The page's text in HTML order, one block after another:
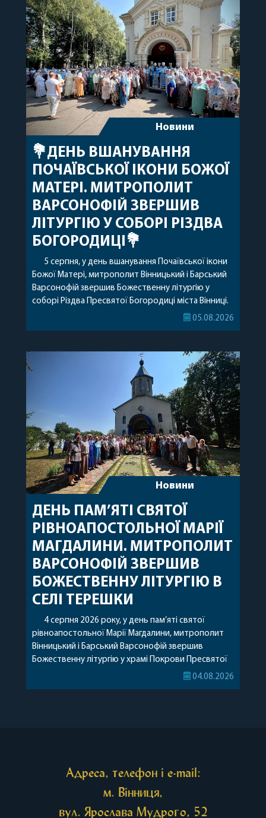
допомоги, миру, духовної радості та
благословенних успіхів у подальшому
архіпастирському служінні. […]
Новини
💐ДЕНЬ ВШАНУВАННЯ
ПОЧАЇВСЬКОЇ ІКОНИ БОЖОЇ
МАТЕРІ. МИТРОПОЛИТ
ВАРСОНОФІЙ ЗВЕРШИВ
ЛІТУРГІЮ У СОБОРІ РІЗДВА
БОГОРОДИЦІ💐
5 серпня, у день вшанування Почаївської ікони
Божої Матері, митрополит Вінницький і Барський
Варсонофій звершив Божественну літургію у
соборі Різдва Пресвятої Богородиці міста Вінниці.
Його Високопреосвященству співслужили
священному сані. Під час богослужіння підносилися
особливі молитви за мир в Україні, за воїнів, які
05.08.2026
Новини
ДЕНЬ ПАМ’ЯТІ СВЯТОЇ
РІВНОАПОСТОЛЬНОЇ МАРІЇ
МАГДАЛИНИ. МИТРОПОЛИТ
ВАРСОНОФІЙ ЗВЕРШИВ
БОЖЕСТВЕННУ ЛІТУРГІЮ В
СЕЛІ ТЕРЕШКИ
4 серпня 2026 року, у день пам’яті святої
рівноапостольної Марії Магдалини, митрополит
Вінницький і Барський Варсонофій звершив
Божественну літургію у храмі Покрови Пресвятої
Богородиці села Терешки Барського благочиння.
04.08.2026
Адреса, телефон і e-mail:
м. Вінниця,
вул. Ярослава Мудрого, 52